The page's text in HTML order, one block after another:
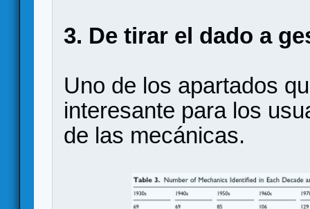
3. De tirar el dado a
Uno de los apartados
interesante para los
de las mecánicas.